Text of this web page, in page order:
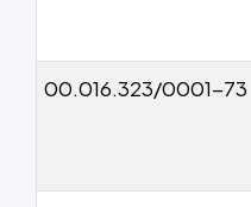
00.016.323/0001-73